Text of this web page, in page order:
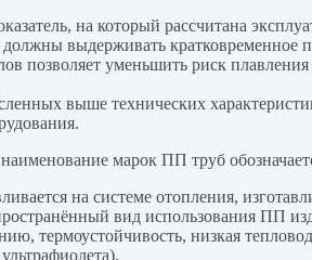
на который рассчитана
должны выдерживать кратковременное
позволяет уменьшить риск
выше технических
наименование марок ПП труб
на системе отопления,
вид использования ПП
термоустойчивость, низкая